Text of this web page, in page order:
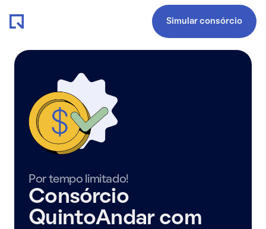
Simular consórcio
Por tempo limitado!
Consórcio
QuintoAndar com